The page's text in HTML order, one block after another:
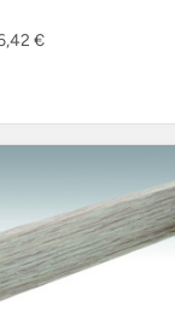
€